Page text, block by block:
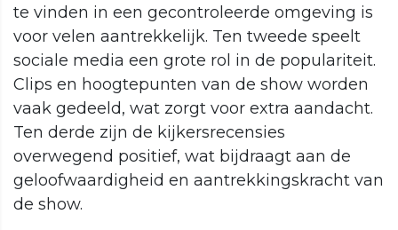
te vinden in een gecontroleerde omgeving is
voor velen aantrekkelijk. Ten tweede speelt
sociale media een grote rol in de populariteit.
Clips en hoogtepunten van de show worden
vaak gedeeld, wat zorgt voor extra aandacht.
Ten derde zijn de kijkersrecensies
overwegend positief, wat bijdraagt aan de
geloofwaardigheid en aantrekkingskracht van
de show.